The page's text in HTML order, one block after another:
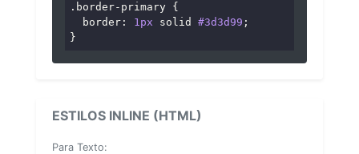
.border-primary {
border : 1px solid #3d3d99 ;
}
ESTILOS INLINE (HTML)
Para Texto: